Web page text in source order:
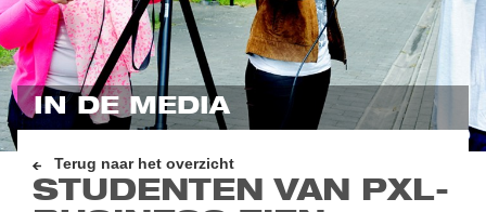
IN DE MEDIA
Terug naar het overzicht
STUDENTEN VAN PXL-